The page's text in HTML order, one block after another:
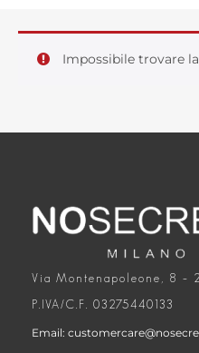
Impossibile trovare
Via Montenapoleone, 8 –
P.IVA/C.F. 03275440133
Email: